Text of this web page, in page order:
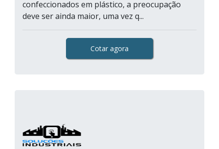
confeccionados em plástico, a preocupação
deve ser ainda maior, uma vez q...
Cotar agora